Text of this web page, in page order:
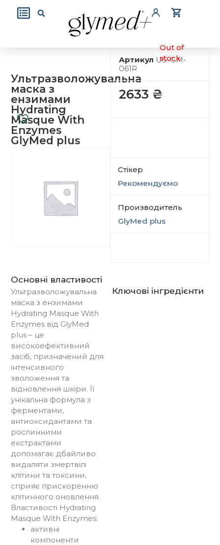
Ультразволожувальна
маска з
ензимами
Hydrating
Masque With
Enzymes
GlyMed plus
Артикул US-GM-
061R
2633 ₴
Out of
stock
Стікер
Рекомендуємо
Производитель
GlyMed plus
Основні властивості
Ультразволожувальна
маска з ензимами
Hydrating Masque With
Enzymes від GlyMed
plus – це
високоефективний
засіб, призначений для
інтенсивного
зволоження та
відновлення шкіри. Її
унікальна формула з
ферментами,
антиоксидантами та
рослинними
екстрактами
допомагає дбайливо
видаляти змертвілі
клітини та токсини,
сприяє прискоренню
клітинного оновлення.
Властивості Hydrating
Masque With Enzymes:
активні
компоненти
Ключові інгредієнти